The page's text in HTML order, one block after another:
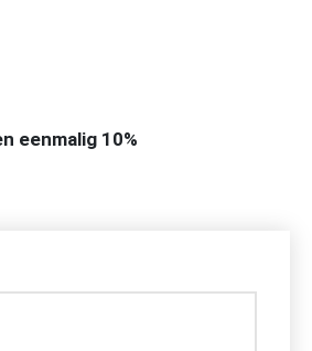
eenmalig 10%